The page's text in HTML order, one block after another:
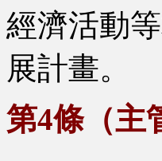
經濟活動
展計畫。
第4條（主